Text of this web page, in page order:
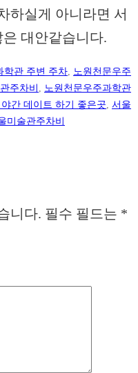
하실게 아니라면 서
대안같습니다.
학관 주변 주차, 노원천문우주
주차비, 노원천문우주과학관
간 데이트 하기 좋은곳, 서울
미술관주차비
니다. 필수 필드는 *